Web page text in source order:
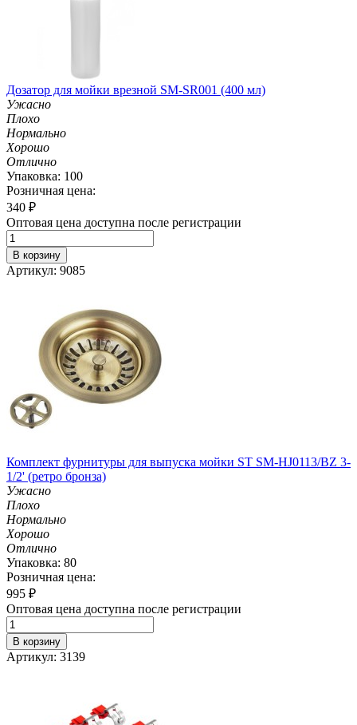
Дозатор для мойки врезной SM-SR001 (400 мл)
Ужасно
Плохо
Нормально
Хорошо
Отлично
Упаковка: 100
Розничная цена:
340 ₽
Оптовая цена доступна после регистрации
В корзину
Артикул: 9085
Комплект фурнитуры для выпуска мойки ST SM-HJ0113/BZ 3-
1/2' (ретро бронза)
Ужасно
Плохо
Нормально
Хорошо
Отлично
Упаковка: 80
Розничная цена:
995 ₽
Оптовая цена доступна после регистрации
В корзину
Артикул: 3139